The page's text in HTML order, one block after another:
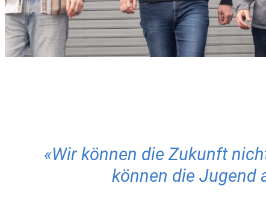
«Wir können die Zukunft
können die Jugend